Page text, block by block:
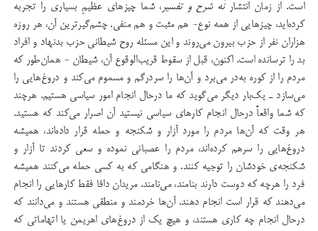
است. از زمان انتشار ُنه شرح و تفسیر ، شما چیزهای عظیمِ بسیاری را تجربه
کرده‌اید، چیزهایی از همه نوع- هم مثبت و هم منفی. چشم‌گیرترین آن، هر روزه
هزاران نفر از حزب بیرون می‌روند و این مسئله روح شیطانی حزب بدنهاد و افراد
بد را ترسانده است. اکنون، قبل از سقوط قریب‌الوقوع آن، شیطان - همان‌طور که
مردم را از کوره به‌در می‌برد و آن‌ها را سردرگم و مسموم می‌کند و دروغ‌هایی را
می‌سازد ـ یک‌بار دیگر می‌گوید که ما درحال انجام امور سیاسی هستیم. هرچند
که شما واقعاً درحال انجام کارهای سیاسی نیستید آن اصرار می‌کند که هستید.
هر وقت که آن‌ها مردم را مورد آزار و شکنجه و حمله قرار داده‌اند، همیشه
دروغ‌هایی را سرهم کرده‌اند، مردم را عصبانی نموده و سعی کردند تا آزار و
شکنجه‌ی خودشان را توجیه کنند. و هنگامی که به کسی حمله می‌کنند همیشه
فرد را هرچه که دوست دارند بنامند، می‌نامند. مریدان دافا فقط کارهایی را انجام
می‌دهند که قرار است انجام دهند. آن‌ها خردمند و منطقی هستند و می‌دانند که
درحال انجام چه کاری هستند، و هیچ یک از دروغ‌های اهریمن یا اتهاماتی که